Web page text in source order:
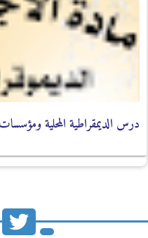
درس الديمقراطية المحلية ومؤسسات